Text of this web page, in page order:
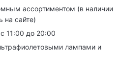
ассортиментом (в наличии
на сайте)
11:00 до 20:00
лампами и